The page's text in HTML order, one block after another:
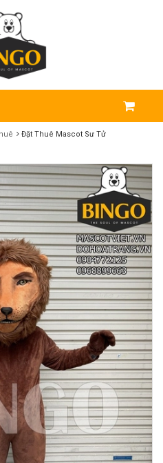
Đặt Thuê Mascot Sư Tử